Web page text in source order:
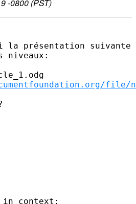
-0800 (PST)
si la présentation
niveaux:
file/